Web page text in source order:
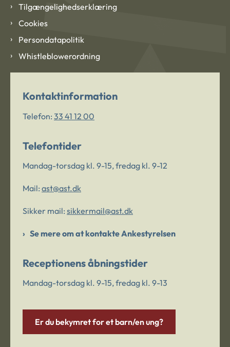
Tilgængelighedserklæring
Cookies
Persondatapolitik
Whistleblowerordning
Kontaktinformation
Telefon: 33 41 12 00
Telefontider
Mandag-torsdag kl. 9-15, fredag kl. 9-12
Mail: ast@ast.dk
Sikker mail: sikkermail@ast.dk
Se mere om at kontakte Ankestyrelsen
Receptionens åbningstider
Mandag-torsdag kl. 9-15, fredag kl. 9-13
Er du bekymret for et barn/en ung?